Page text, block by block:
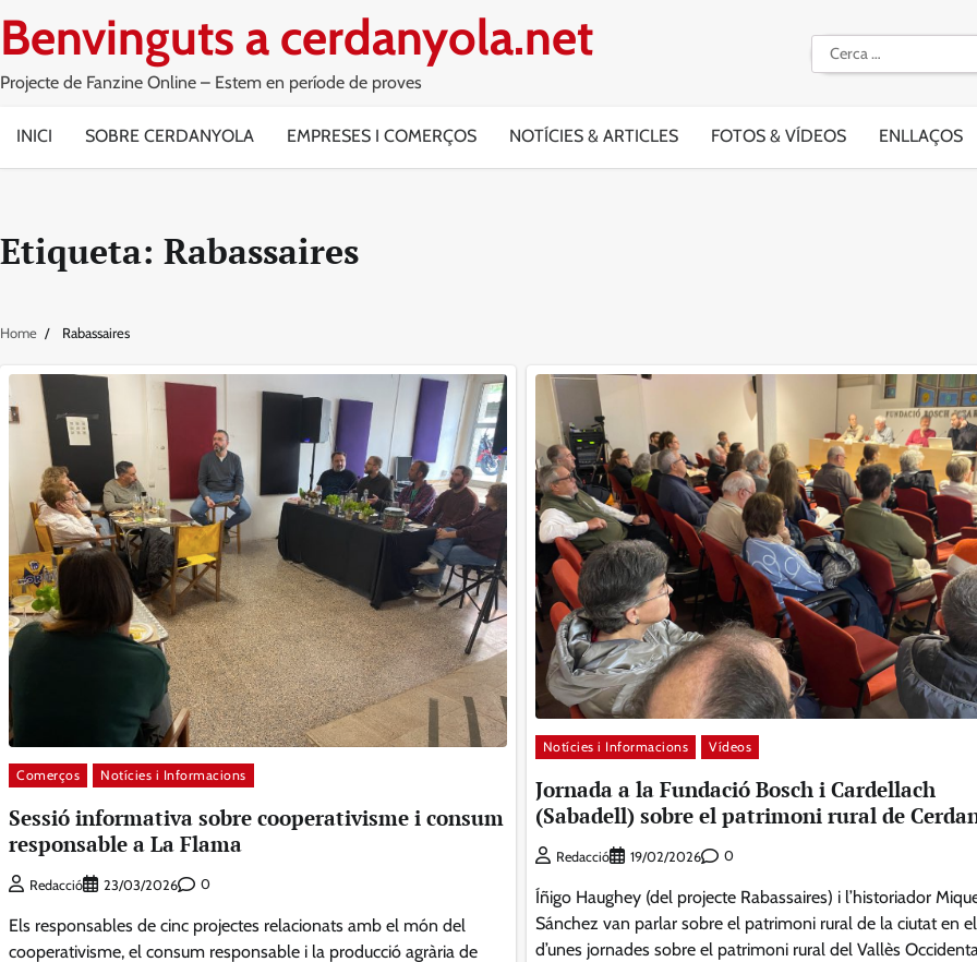
to
Benvinguts a cerdanyola.net
Projecte de Fanzine Online – Estem en període de proves
Cerca:
INICI SOBRE CERDANYOLA EMPRESES I COMERÇOS NOTÍCIES & ARTICLES FOTOS & VÍDEOS ENLLAÇOS
Etiqueta: Rabassaires
Home Rabassaires
Comerços Notícies i Informacions
Sessió informativa sobre cooperativisme i consum
responsable a La Flama
Redacció 23/03/2026 0
Els responsables de cinc projectes relacionats amb el món del
cooperativisme, el consum responsable i la producció agrària de
Notícies i Informacions Vídeos
Jornada a la Fundació Bosch i Cardellach
(Sabadell) sobre el patrimoni rural de
Redacció 19/02/2026 0
Íñigo Haughey (del projecte Rabassaires) i l’historiador
Sánchez van parlar sobre el patrimoni rural de la ciutat en
d’unes jornades sobre el patrimoni rural del Vallès